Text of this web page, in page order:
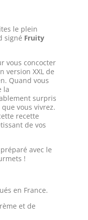
le plein
signé Fruity
vous concocter
version XXL de
Quand vous
la
surpris
vous vivrez.
recette
de vos
avec le
!
en France.
et de